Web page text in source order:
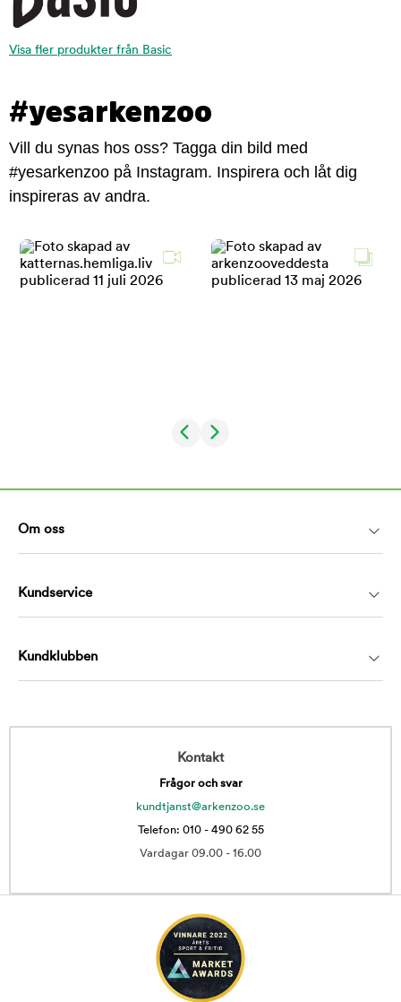
Visa fler produkter från Basic
#yesarkenzoo
Vill du synas hos oss? Tagga din bild med
#yesarkenzoo på Instagram. Inspirera och låt dig
inspireras av andra.
Om oss
Kundservice
Kundklubben
Kontakt
Frågor och svar
kundtjanst@arkenzoo.se
Telefon: 010 - 490 62 55
Vardagar 09.00 - 16.00